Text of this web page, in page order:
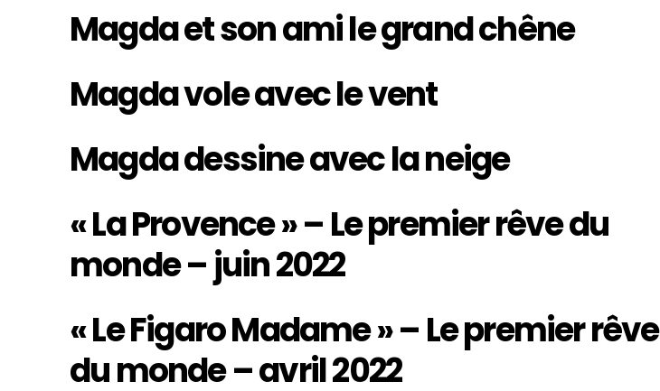
Magda et son ami le grand chêne
Magda vole avec le vent
Magda dessine avec la neige
« La Provence » – Le premier rêve du
monde – juin 2022
« Le Figaro Madame » – Le premier rêve
du monde – avril 2022